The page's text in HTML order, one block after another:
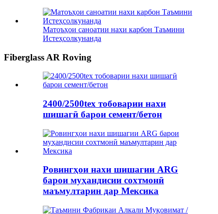
Матоъҳои саноатии нахи карбон Таъмини
Истеҳсолкунанда
Fiberglass AR Roving
2400/2500tex тобоварии нахи
шишагӣ барои семент/бетон
Ровингҳои нахи шишагии ARG
барои муҳандисии сохтмонӣ
маъмултарин дар Мексика